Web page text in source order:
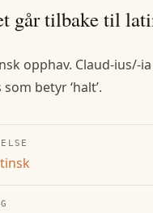
går tilbake til
opphav. Claud-ius/-
betyr ‘halt’.